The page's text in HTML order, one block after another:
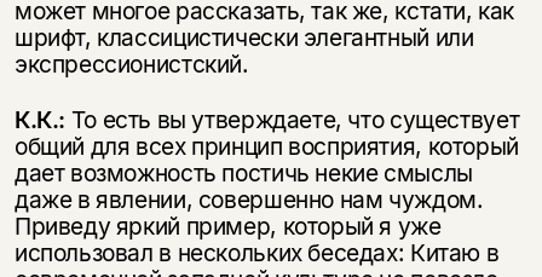
может многое рассказать, так же, кстати, как
шрифт, классицистически элегантный или
экспрессионистский.
К.К.: То есть вы утверждаете, что существует
общий для всех принцип восприятия, который
дает возможность постичь некие смыслы
даже в явлении, совершенно нам чуждом.
Приведу яркий пример, который я уже
использовал в нескольких беседах: Китаю в